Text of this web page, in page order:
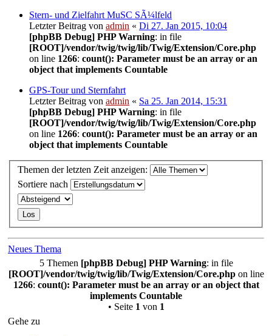
Stern- und Zielfahrt MuSC SÃ¼lfeld
Letzter Beitrag von admin « Di 27. Jan 2015, 10:04
[phpBB Debug] PHP Warning: in file
[ROOT]/vendor/twig/twig/lib/Twig/Extension/Core.php
on line 1266: count(): Parameter must be an array or an
object that implements Countable
GPS-Tour und Sternfahrt
Letzter Beitrag von admin « Sa 25. Jan 2014, 15:31
[phpBB Debug] PHP Warning: in file
[ROOT]/vendor/twig/twig/lib/Twig/Extension/Core.php
on line 1266: count(): Parameter must be an array or an
object that implements Countable
Themen der letzten Zeit anzeigen:
Sortiere nach
Neues Thema
5 Themen [phpBB Debug] PHP Warning: in file
[ROOT]/vendor/twig/twig/lib/Twig/Extension/Core.phpon line
1266: count(): Parameter must be an array or an object that
implements Countable
• Seite 1 von 1
Gehe zu